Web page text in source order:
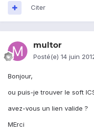
Citer
multor
Posté(e) 14 juin
Bonjour,
ou puis-je trouver le soft
avez-vous un lien valide ?
MErci